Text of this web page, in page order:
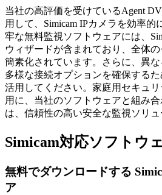
当社の高評価を受けているAgent
用して、Simicam IPカメラを効率
牢な無料監視ソフトウェアには、
ウィザードが含まれており、全体
簡素化されています。さらに、異
多様な接続オプションを確保する
活用してください。家庭用セキュ
用に、当社のソフトウェアと組み合
は、信頼性の高い安全な監視ソリュ
Simicam対応ソフトウ
無料でダウンロードする
ア